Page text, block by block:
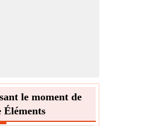
le moment de
Éléments